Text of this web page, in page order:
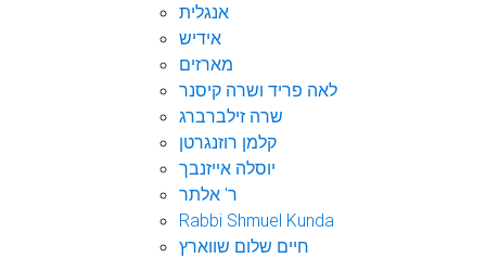
אנגלית
אידיש
מארזים
לאה פריד ושרה קיסנר
שרה זילברברג
קלמן רוזנגרטן
יוסלה אייזנבך
ר' אלתר
Rabbi Shmuel Kunda
חיים שלום שווארץ